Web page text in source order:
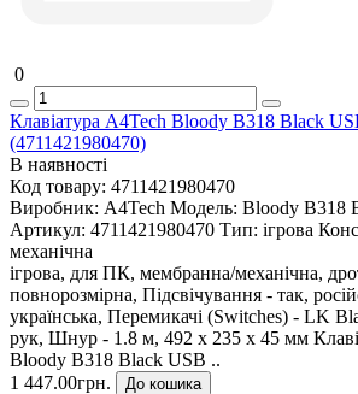
0
Клавіатура A4Tech Bloody B318 Black
(4711421980470)
В наявності
Код товару: 4711421980470
Виробник: A4Tech Модель: Bloody B318
Артикул: 4711421980470 Тип: ігрова
механічна
ігрова, для ПК, мембранна/механічна,
повнорозмірна, Підсвічування - так,
українська, Перемикачі (Switches) - LK
рук, Шнур - 1.8 м, 492 х 235 х 45 мм
Bloody B318 Black USB ..
1 447.00грн.
До кошика